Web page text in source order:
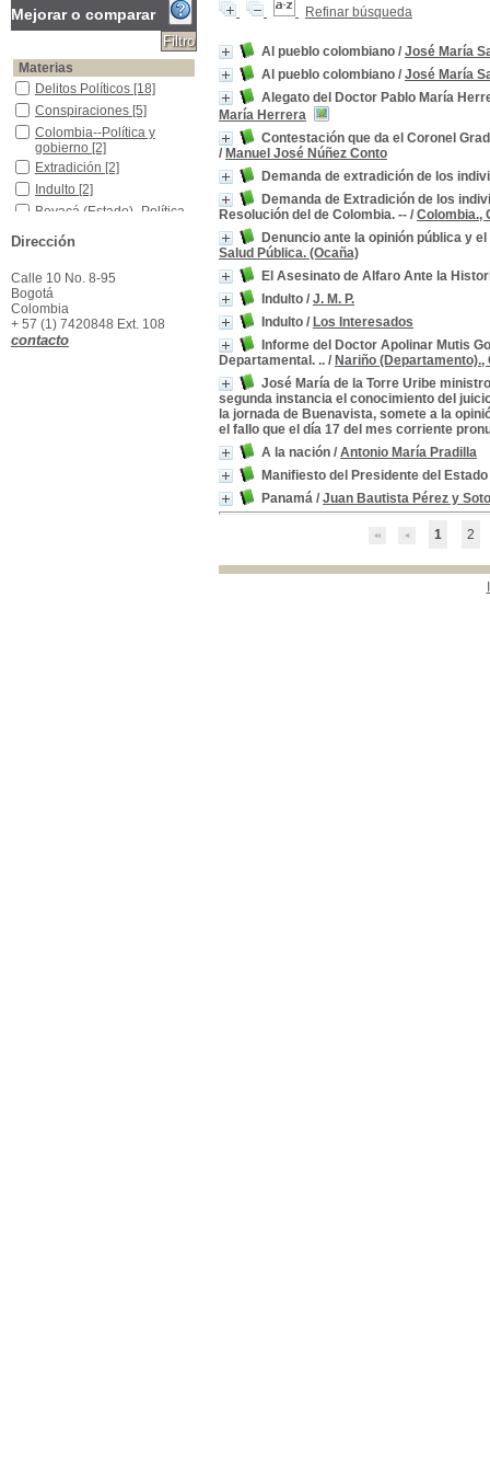
Refinar búsqueda
Al pueblo colombiano / José María
Al pueblo colombiano / José María
Alegato del Doctor Pablo María
María Herrera
Contestación que da el Coronel
/ Manuel José Núñez Conto
Demanda de extradición de los
Demanda de Extradición de los
Resolución del de Colombia. -- / Colombia.,
Denuncio ante la opinión pública y
Salud Pública. (Ocaña)
El Asesinato de Alfaro Ante la
Indulto / J. M. P.
Indulto / Los Interesados
Informe del Doctor Apolinar Mutis
Departamental. .. / Nariño
José María de la Torre Uribe
segunda instancia el conocimiento del
la jornada de Buenavista, somete a la
el fallo que el día 17 del mes corriente
A la nación / Antonio María Pradilla
Manifiesto del Presidente del
Panamá / Juan Bautista Pérez y Soto
1 2
Mejorar o comparar
Materias
Delitos Políticos
Delitos Políticos [18]
Conspiraciones
Conspiraciones [5]
Colombia--Política y gobierno
Colombia--Política y
gobierno [2]
Extradición
Extradición [2]
IndultoIndulto [2]
Boyacá (Estado) -Política y Gobierno
Boyacá (Estado) -Política
Cauca (Estado) -Política y Gobierno -Siglo XIX
Cauca (Estado) -Política y
Colombia -Historia -Guerras civiles, 1830-1902
Colombia -Historia -
Guerras civiles, 1830-
1902
Colombia -Historia -Separación de Panamá, 1903
Colombia -Historia -
Separación de Panamá,
Colombia -Historia-Intervención Norteamericana, 1903
Dirección
Calle 10 No. 8-95
Bogotá
Colombia
+ 57 (1) 7420848 Ext. 108
contacto